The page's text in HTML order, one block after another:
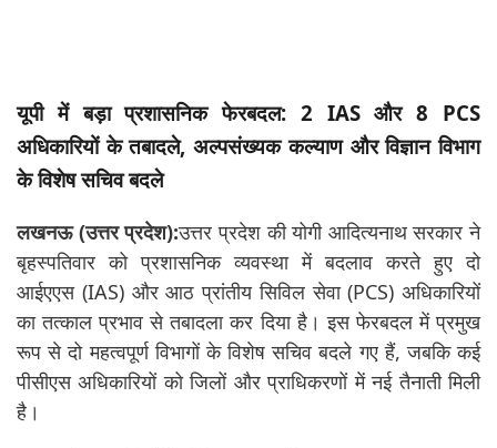
यूपी में बड़ा प्रशासनिक फेरबदल: 2 IAS और 8 PCS
अधिकारियों के तबादले, अल्पसंख्यक कल्याण और विज्ञान विभाग
के विशेष सचिव बदले
लखनऊ (उत्तर प्रदेश):उत्तर प्रदेश की योगी आदित्यनाथ सरकार ने
बृहस्पतिवार को प्रशासनिक व्यवस्था में बदलाव करते हुए दो
आईएएस (IAS) और आठ प्रांतीय सिविल सेवा (PCS) अधिकारियों
का तत्काल प्रभाव से तबादला कर दिया है। इस फेरबदल में प्रमुख
रूप से दो महत्वपूर्ण विभागों के विशेष सचिव बदले गए हैं, जबकि कई
पीसीएस अधिकारियों को जिलों और प्राधिकरणों में नई तैनाती मिली
है।